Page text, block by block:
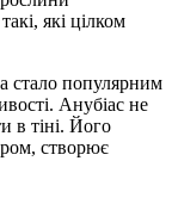
які цілком
стало популярним
Анубіас не
в тіні. Його
створює